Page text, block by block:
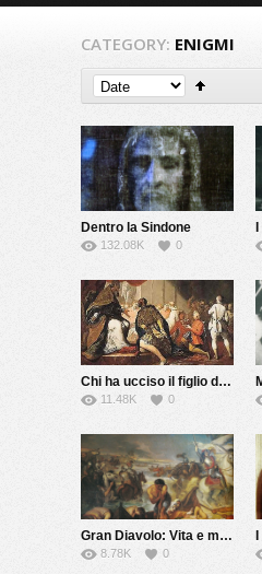
CATEGORY: ENIGMI
Dentro la Sindone
132.08K 0
Chi ha ucciso il figlio del Papa?
11.48K 0
Gran Diavolo: Vita e morte di Giovanni dalle Bande Nere
8.78K 0